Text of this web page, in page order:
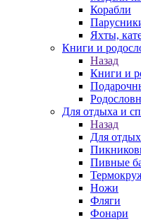
Корабли
Яхты,
Книги и
Назад
Книги и
Для отдыха и
Назад
Для
Пивные
Ножи
Фляги
Фонари